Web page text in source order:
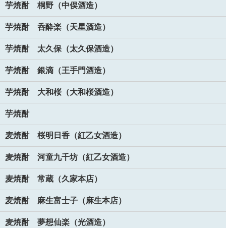
芋焼酎 桐野（中俣酒造）
芋焼酎 呑酔楽（天星酒造）
芋焼酎 太久保（太久保酒造）
芋焼酎 銀滴（王手門酒造）
芋焼酎 大和桜（大和桜酒造）
芋焼酎
麦焼酎 桜明日香（紅乙女酒造）
麦焼酎 河童九千坊（紅乙女酒造）
麦焼酎 常蔵（久家本店）
麦焼酎 麻生富士子（麻生本店）
麦焼酎 夢想仙楽（光酒造）